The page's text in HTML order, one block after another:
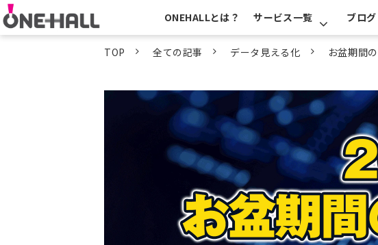
ONEHALLとは？ サービス一覧 ブログ
TOP 全ての記事 データ見える化 お盆期間